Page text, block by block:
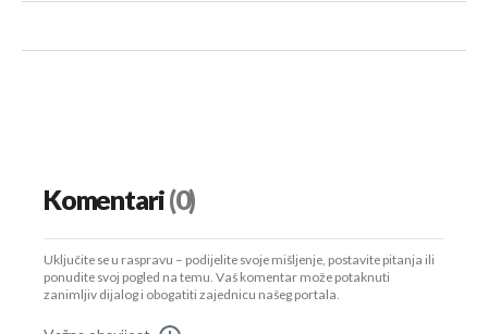
Komentari(0)
Uključite se u raspravu – podijelite svoje mišljenje, postavite pitanja ili
ponudite svoj pogled na temu. Vaš komentar može potaknuti
zanimljiv dijalog i obogatiti zajednicu našeg portala.